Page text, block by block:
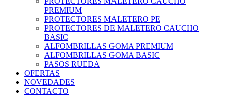
PREMIUM
PROTECTORES MALETERO PE
PROTECTORES DE MALETERO CAUCHO
BASIC
ALFOMBRILLAS GOMA PREMIUM
ALFOMBRILLAS GOMA BASIC
PASOS RUEDA
OFERTAS
NOVEDADES
CONTACTO